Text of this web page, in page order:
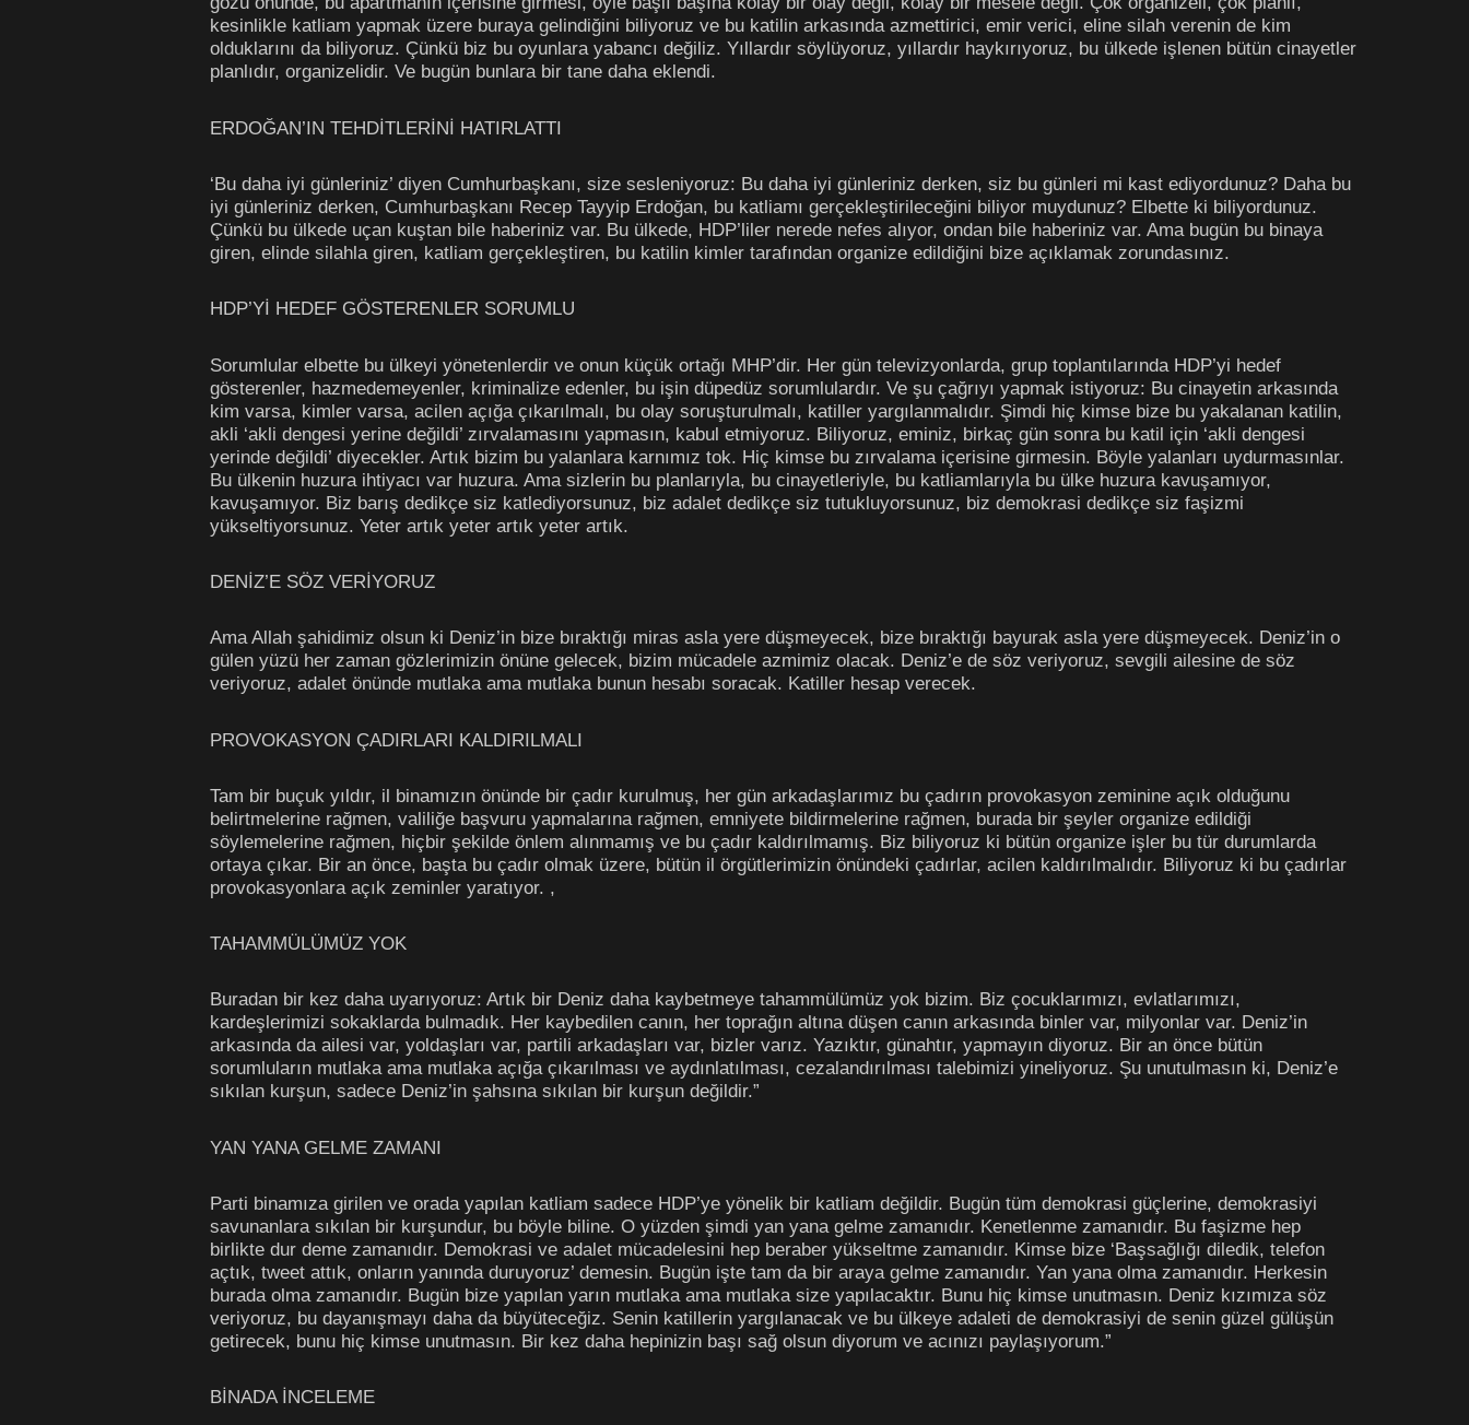
kesinlikle katliam yapmak üzere buraya gelindiğini biliyoruz ve bu katilin arkasında azmettirici, emir verici, eline silah verenin de kim
olduklarını da biliyoruz. Çünkü biz bu oyunlara yabancı değiliz. Yıllardır söylüyoruz, yıllardır haykırıyoruz, bu ülkede işlenen bütün cinayetler
planlıdır, organizelidir. Ve bugün bunlara bir tane daha eklendi.
ERDOĞAN’IN TEHDİTLERİNİ HATIRLATTI
‘Bu daha iyi günleriniz’ diyen Cumhurbaşkanı, size sesleniyoruz: Bu daha iyi günleriniz derken, siz bu günleri mi kast ediyordunuz? Daha bu
iyi günleriniz derken, Cumhurbaşkanı Recep Tayyip Erdoğan, bu katliamı gerçekleştirileceğini biliyor muydunuz? Elbette ki biliyordunuz.
Çünkü bu ülkede uçan kuştan bile haberiniz var. Bu ülkede, HDP’liler nerede nefes alıyor, ondan bile haberiniz var. Ama bugün bu binaya
giren, elinde silahla giren, katliam gerçekleştiren, bu katilin kimler tarafından organize edildiğini bize açıklamak zorundasınız.
HDP’Yİ HEDEF GÖSTERENLER SORUMLU
Sorumlular elbette bu ülkeyi yönetenlerdir ve onun küçük ortağı MHP’dir. Her gün televizyonlarda, grup toplantılarında HDP’yi hedef
gösterenler, hazmedemeyenler, kriminalize edenler, bu işin düpedüz sorumlulardır. Ve şu çağrıyı yapmak istiyoruz: Bu cinayetin arkasında
kim varsa, kimler varsa, acilen açığa çıkarılmalı, bu olay soruşturulmalı, katiller yargılanmalıdır. Şimdi hiç kimse bize bu yakalanan katilin,
akli ‘akli dengesi yerine değildi’ zırvalamasını yapmasın, kabul etmiyoruz. Biliyoruz, eminiz, birkaç gün sonra bu katil için ‘akli dengesi
yerinde değildi’ diyecekler. Artık bizim bu yalanlara karnımız tok. Hiç kimse bu zırvalama içerisine girmesin. Böyle yalanları uydurmasınlar.
Bu ülkenin huzura ihtiyacı var huzura. Ama sizlerin bu planlarıyla, bu cinayetleriyle, bu katliamlarıyla bu ülke huzura kavuşamıyor,
kavuşamıyor. Biz barış dedikçe siz katlediyorsunuz, biz adalet dedikçe siz tutukluyorsunuz, biz demokrasi dedikçe siz faşizmi
yükseltiyorsunuz. Yeter artık yeter artık yeter artık.
DENİZ’E SÖZ VERİYORUZ
Ama Allah şahidimiz olsun ki Deniz’in bize bıraktığı miras asla yere düşmeyecek, bize bıraktığı bayurak asla yere düşmeyecek. Deniz’in o
gülen yüzü her zaman gözlerimizin önüne gelecek, bizim mücadele azmimiz olacak. Deniz’e de söz veriyoruz, sevgili ailesine de söz
veriyoruz, adalet önünde mutlaka ama mutlaka bunun hesabı soracak. Katiller hesap verecek.
PROVOKASYON ÇADIRLARI KALDIRILMALI
Tam bir buçuk yıldır, il binamızın önünde bir çadır kurulmuş, her gün arkadaşlarımız bu çadırın provokasyon zeminine açık olduğunu
belirtmelerine rağmen, valiliğe başvuru yapmalarına rağmen, emniyete bildirmelerine rağmen, burada bir şeyler organize edildiği
söylemelerine rağmen, hiçbir şekilde önlem alınmamış ve bu çadır kaldırılmamış. Biz biliyoruz ki bütün organize işler bu tür durumlarda
ortaya çıkar. Bir an önce, başta bu çadır olmak üzere, bütün il örgütlerimizin önündeki çadırlar, acilen kaldırılmalıdır. Biliyoruz ki bu çadırlar
provokasyonlara açık zeminler yaratıyor. ,
TAHAMMÜLÜMÜZ YOK
Buradan bir kez daha uyarıyoruz: Artık bir Deniz daha kaybetmeye tahammülümüz yok bizim. Biz çocuklarımızı, evlatlarımızı,
kardeşlerimizi sokaklarda bulmadık. Her kaybedilen canın, her toprağın altına düşen canın arkasında binler var, milyonlar var. Deniz’in
arkasında da ailesi var, yoldaşları var, partili arkadaşları var, bizler varız. Yazıktır, günahtır, yapmayın diyoruz. Bir an önce bütün
sorumluların mutlaka ama mutlaka açığa çıkarılması ve aydınlatılması, cezalandırılması talebimizi yineliyoruz. Şu unutulmasın ki, Deniz’e
sıkılan kurşun, sadece Deniz’in şahsına sıkılan bir kurşun değildir.”
YAN YANA GELME ZAMANI
Parti binamıza girilen ve orada yapılan katliam sadece HDP’ye yönelik bir katliam değildir. Bugün tüm demokrasi güçlerine, demokrasiyi
savunanlara sıkılan bir kurşundur, bu böyle biline. O yüzden şimdi yan yana gelme zamanıdır. Kenetlenme zamanıdır. Bu faşizme hep
birlikte dur deme zamanıdır. Demokrasi ve adalet mücadelesini hep beraber yükseltme zamanıdır. Kimse bize ‘Başsağlığı diledik, telefon
açtık, tweet attık, onların yanında duruyoruz’ demesin. Bugün işte tam da bir araya gelme zamanıdır. Yan yana olma zamanıdır. Herkesin
burada olma zamanıdır. Bugün bize yapılan yarın mutlaka ama mutlaka size yapılacaktır. Bunu hiç kimse unutmasın. Deniz kızımıza söz
veriyoruz, bu dayanışmayı daha da büyüteceğiz. Senin katillerin yargılanacak ve bu ülkeye adaleti de demokrasiyi de senin güzel gülüşün
getirecek, bunu hiç kimse unutmasın. Bir kez daha hepinizin başı sağ olsun diyorum ve acınızı paylaşıyorum.”
BİNADA İNCELEME